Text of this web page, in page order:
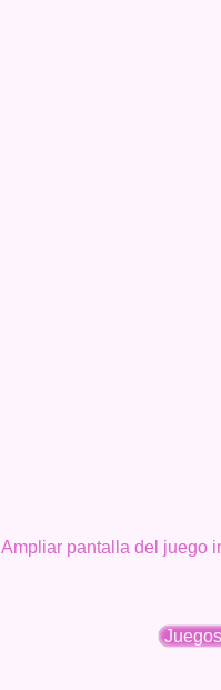
Ampliar pantalla del juego